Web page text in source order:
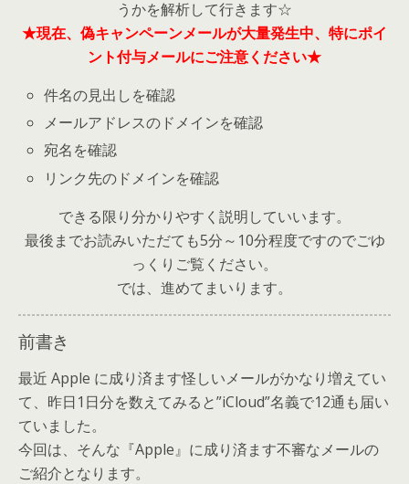
うかを解析して行きます☆
★現在、偽キャンペーンメールが大量発生中、特にポイ
ント付与メールにご注意ください★
件名の見出しを確認
メールアドレスのドメインを確認
宛名を確認
リンク先のドメインを確認
できる限り分かりやすく説明していいます。
最後までお読みいただても5分～10分程度ですのでごゆ
っくりご覧ください。
では、進めてまいります。
前書き
最近 Apple に成り済ます怪しいメールがかなり増えてい
て、昨日1日分を数えてみると”iCloud”名義で12通も届い
ていました。
今回は、そんな『Apple』に成り済ます不審なメールの
ご紹介となります。